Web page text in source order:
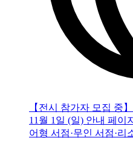
【전시 참가자 모집 중
11월 1일 (일) 안내 페이
어형 서점·무인 서점·리